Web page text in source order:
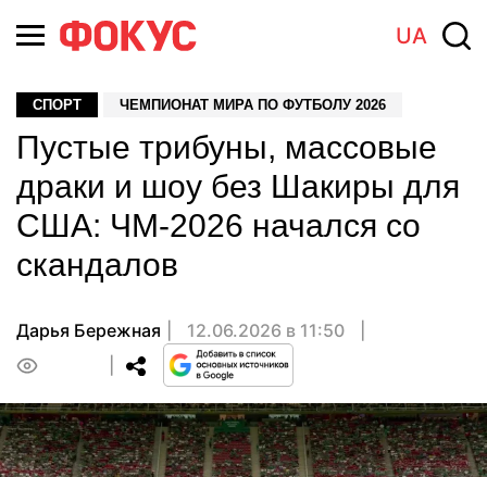
UA
СПОРТ ЧЕМПИОНАТ МИРА ПО ФУТБОЛУ 2026
Пустые трибуны, массовые
драки и шоу без Шакиры для
США: ЧМ-2026 начался со
скандалов
Дарья Бережная
12.06.2026 в 11:50